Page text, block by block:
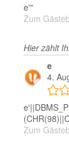
e'"
Zum
Hier zählt
e
4.
Zum